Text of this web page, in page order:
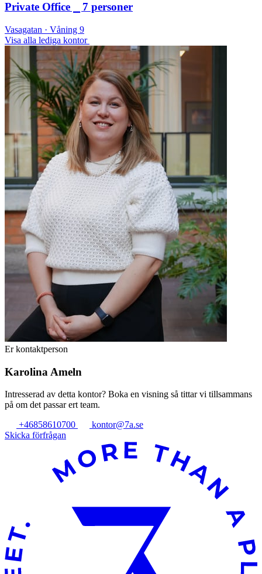
Private Office ⎯ 7 personer
Vasagatan · Våning 9
Visa alla lediga kontor
Er kontaktperson
Karolina Ameln
Intresserad av detta kontor? Boka en visning så tittar vi tillsammans
på om det passar ert team.
+46858610700
kontor@7a.se
Skicka förfrågan